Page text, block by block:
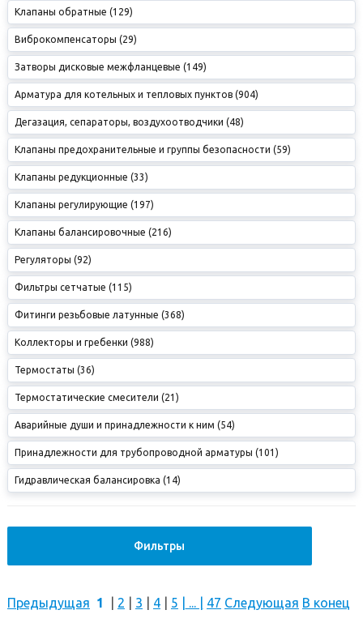
Клапаны обратные (129)
Виброкомпенсаторы (29)
Затворы дисковые межфланцевые (149)
Арматура для котельных и тепловых пунктов (904)
Дегазация, сепараторы, воздухоотводчики (48)
Клапаны предохранительные и группы безопасности (59)
Клапаны редукционные (33)
Клапаны регулирующие (197)
Клапаны балансировочные (216)
Регуляторы (92)
Фильтры сетчатые (115)
Фитинги резьбовые латунные (368)
Коллекторы и гребенки (988)
Термостаты (36)
Термостатические смесители (21)
Аварийные души и принадлежности к ним (54)
Принадлежности для трубопроводной арматуры (101)
Гидравлическая балансировка (14)
Фильтры
Предыдущая 1 2 3 4 5 ... 47 Следующая В конец